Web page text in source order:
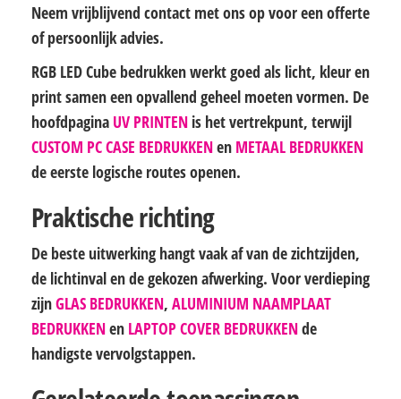
Neem vrijblijvend contact met ons op voor een offerte
of persoonlijk advies.
RGB LED Cube bedrukken werkt goed als licht, kleur en
print samen een opvallend geheel moeten vormen. De
hoofdpagina UV PRINTEN is het vertrekpunt, terwijl
CUSTOM PC CASE BEDRUKKENen METAAL BEDRUKKEN
de eerste logische routes openen.
Praktische richting
De beste uitwerking hangt vaak af van de zichtzijden,
de lichtinval en de gekozen afwerking. Voor verdieping
zijnGLAS BEDRUKKEN, ALUMINIUM NAAMPLAAT
BEDRUKKENen LAPTOP COVER BEDRUKKENde
handigste vervolgstappen.